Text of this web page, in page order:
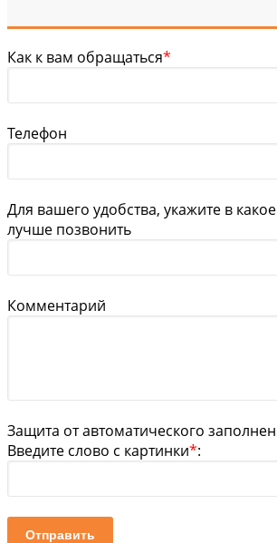
Как к вам обращаться*
Телефон
Для вашего удобства, укажите в
лучше позвонить
Комментарий
Защита от автоматического
Введите слово с картинки*:
Отправить